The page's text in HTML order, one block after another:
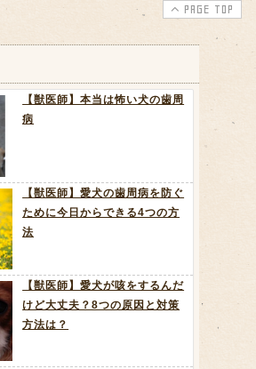
PAGE TOP
【獣医師】本当は怖い犬の歯周
病
【獣医師】愛犬の歯周病を防ぐ
ために今日からできる4つの方
法
【獣医師】愛犬が咳をするんだ
けど大丈夫？8つの原因と対策
方法は？